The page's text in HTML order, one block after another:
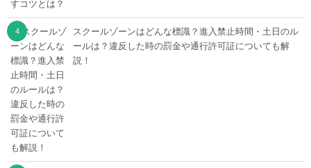
スクールゾーンはどんな標識？進入禁止時間・土日のル
ールは？違反した時の罰金や通行許可証についても解
説！